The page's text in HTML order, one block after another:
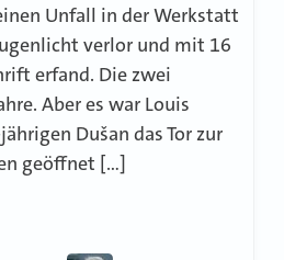
Unfall in der Werkstatt
verlor und mit 16
erfand. Die zwei
Aber es war Louis
Dušan das Tor zur
geöffnet […]